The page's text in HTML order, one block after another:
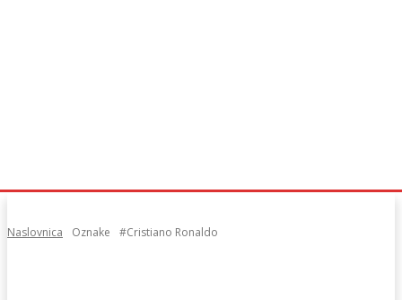
Naslovnica Oznake #Cristiano Ronaldo